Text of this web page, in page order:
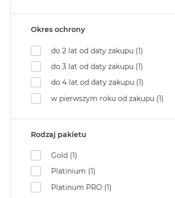
MacBook
512GB
MacBook
MacBook
MacBook
MacBook
Okres ochrony
do 2 lat od daty zakupu (1)
do 3 lat od daty zakupu (1)
do 4 lat od daty zakupu (1)
w pierwszym roku od zakupu (1)
Rodzaj pakietu
Gold (1)
Platinium (1)
Platinum PRO (1)